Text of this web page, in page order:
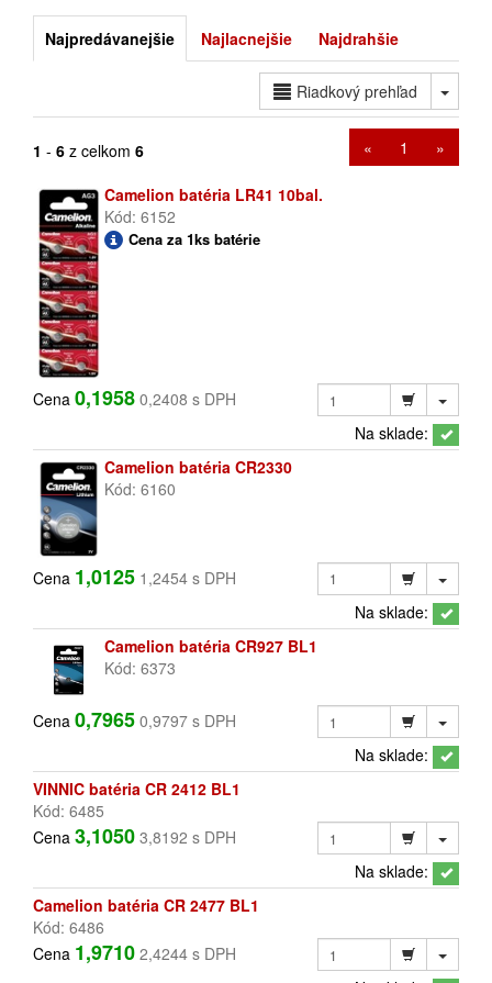
Najpredávanejšie Najlacnejšie Najdrahšie
Riadkový prehľad
1 - 6 z celkom 6 « 1 »
Camelion batéria LR41 10bal.
Kód: 6152
Cena za 1ks batérie
Cena 0,1958 0,2408 s DPH
Na sklade:
Camelion batéria CR2330
Kód: 6160
Cena 1,0125 1,2454 s DPH
Na sklade:
Camelion batéria CR927 BL1
Kód: 6373
Cena 0,7965 0,9797 s DPH
Na sklade:
VINNIC batéria CR 2412 BL1
Kód: 6485
Cena 3,1050 3,8192 s DPH
Na sklade:
Camelion batéria CR 2477 BL1
Kód: 6486
Cena 1,9710 2,4244 s DPH